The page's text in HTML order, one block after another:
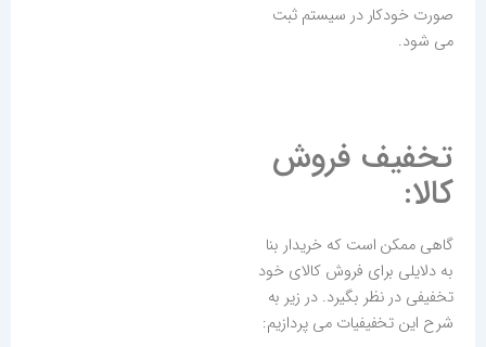
صورت خودکار در سیستم ثبت
می شود.
تخفیف فروش
کالا:
گاهی ممکن است که خریدار بنا
به دلایلی برای فروش کالای خود
تخفیفی در نظر بگیرد. در زیر به
شرح این تخفیفیات می پردازیم: